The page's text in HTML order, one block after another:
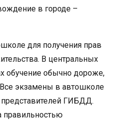
в городе –
для получения прав
В центральных
обучение обычно дороже,
экзамены в автошколе
представителей ГИБДД.
правильностью